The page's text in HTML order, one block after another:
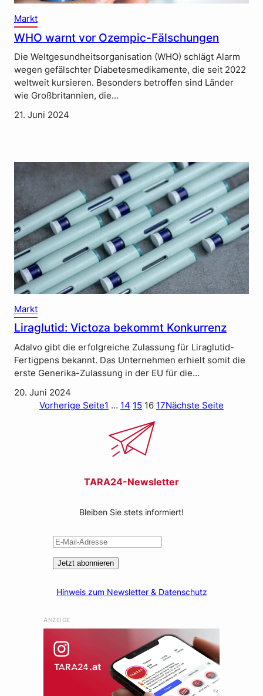
Markt
WHO warnt vor Ozempic-Fälschungen
Die Weltgesundheitsorganisation (WHO) schlägt Alarm
wegen gefälschter Diabetesmedikamente, die seit 2022
weltweit kursieren. Besonders betroffen sind Länder
wie Großbritannien, die…
21. Juni 2024
Markt
Liraglutid: Victoza bekommt Konkurrenz
Adalvo gibt die erfolgreiche Zulassung für Liraglutid-
Fertigpens bekannt. Das Unternehmen erhielt somit die
erste Generika-Zulassung in der EU für die…
20. Juni 2024
Vorherige Seite1 … 14 15 16 17Nächste Seite
TARA24-Newsletter
Bleiben Sie stets informiert!
Jetzt abonnieren
Hinweis zum Newsletter & Datenschutz
ANZEIGE